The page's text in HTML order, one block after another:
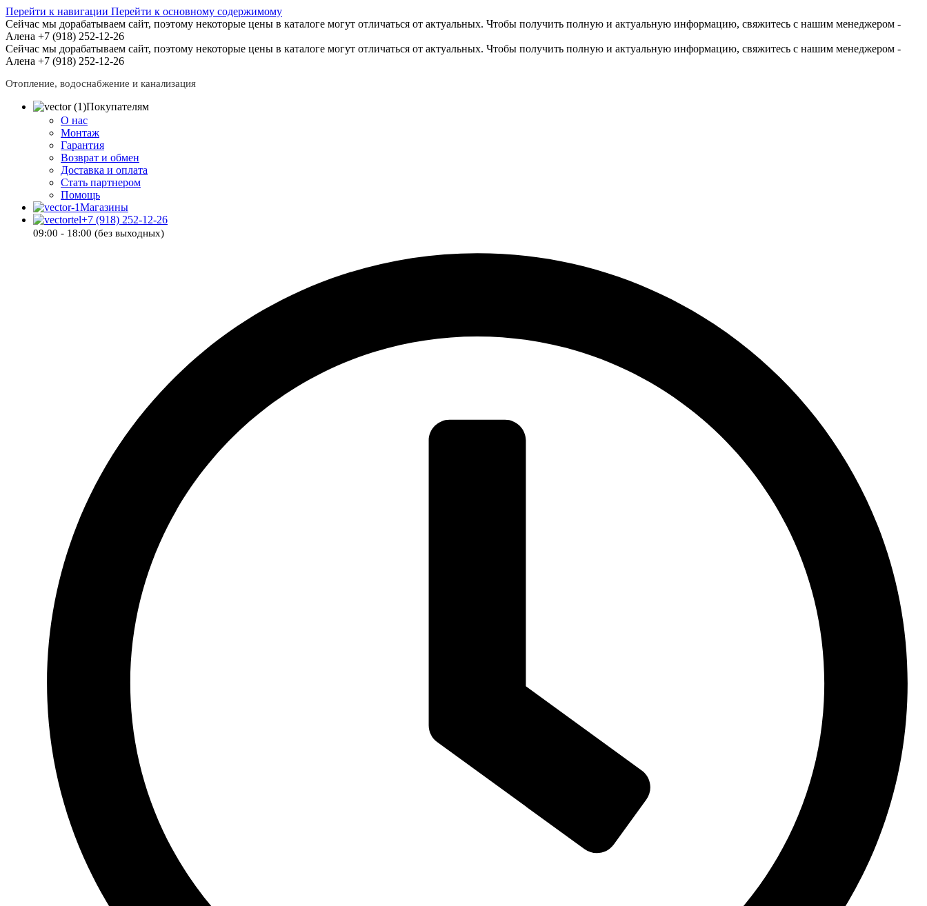
Перейти к навигации Перейти к основному содержимому
Сейчас мы дорабатываем сайт, поэтому некоторые цены в каталоге могут отличаться от актуальных. Чтобы получить полную и актуальную информацию, свяжитесь с нашим менеджером -
Алена +7 (918) 252-12-26
Сейчас мы дорабатываем сайт, поэтому некоторые цены в каталоге могут отличаться от актуальных. Чтобы получить полную и актуальную информацию, свяжитесь с нашим менеджером -
Алена +7 (918) 252-12-26
Отопление, водоснабжение и канализация
Покупателям
О нас
Монтаж
Гарантия
Возврат и обмен
Доставка и оплата
Стать партнером
Помощь
Магазины
+7 (918) 252-12-26
09:00 - 18:00 (без выходных)